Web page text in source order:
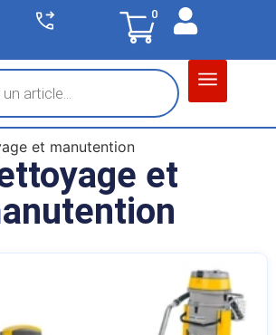
0
et manutention
et